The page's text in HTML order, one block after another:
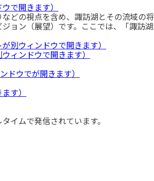
で開きます）
どの視点を含め、諏訪湖とその流域の
ョン（展望）です。ここでは、「諏訪
別ウィンドウで開きます）
ィンドウで開きます）
ドウでが開きます）
す）
イムで発信されています。